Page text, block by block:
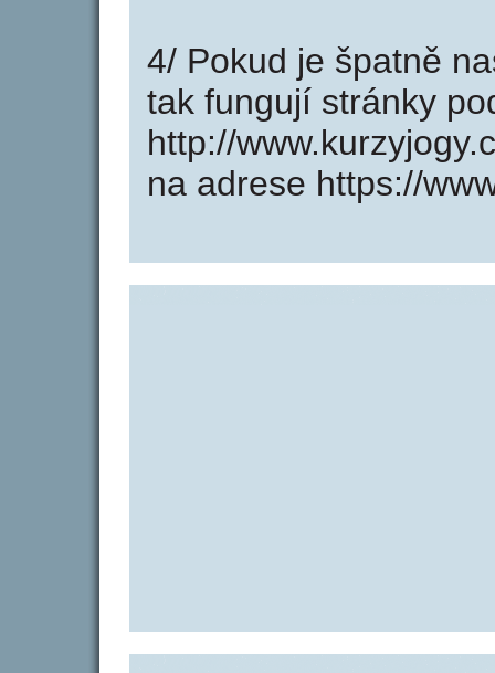
4/ Pokud je špatně
tak fungují stránky
http://
na adrese https://